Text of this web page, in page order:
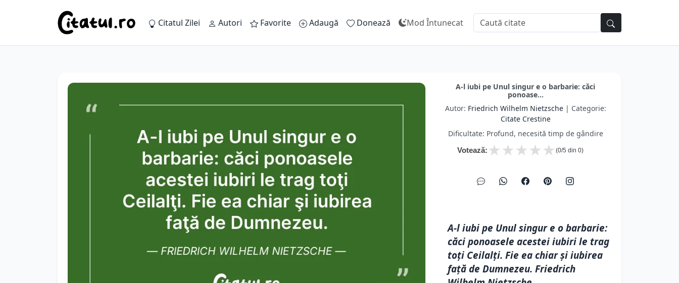
Citatul Zilei Autori Favorite Adaugă Donează Mod Întunecat
A-l iubi pe Unul singur e o barbarie: căci
ponoase...
Autor: Friedrich Wilhelm Nietzsche| Categorie:
Citate Crestine
Dificultate: Profund, necesită timp de gândire
Votează: ★
★
★
★
★ (0/5 din 0)
A-l iubi pe Unul singur e o barbarie:
căci ponoasele acestei iubiri le trag
toţi Ceilalţi. Fie ea chiar şi iubirea
faţă de Dumnezeu. Friedrich